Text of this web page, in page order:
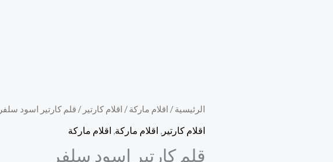
الرئيسية/ اقلام ماركة/ اقلام كارتير / قلم كارتير اسود سلفر
اقلام كارتير اقلام ماركة اقلام ماركة
قلم كارتير اسود سلفر
كمية
قلم